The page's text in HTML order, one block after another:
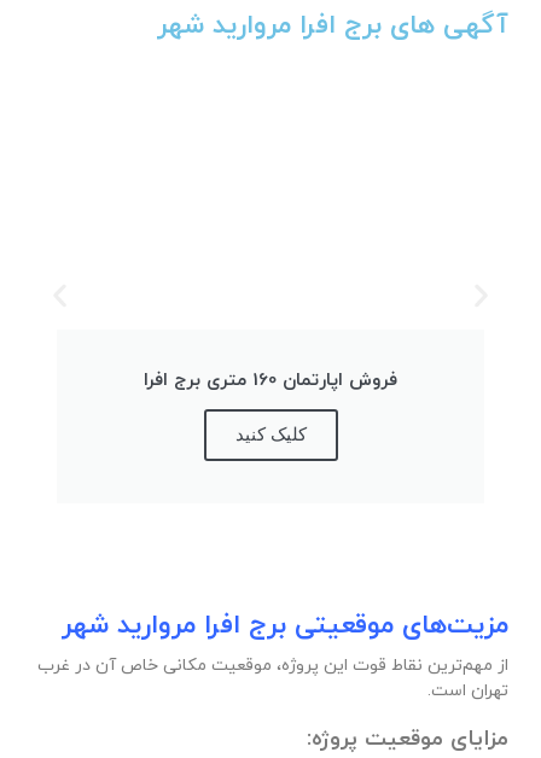
آگهی های برج افرا مروارید شهر
فروش اپارتمان 160 متری برج افرا
کلیک کنید
مزیت‌های موقعیتی برج افرا مروارید شهر
از مهم‌ترین نقاط قوت این پروژه، موقعیت مکانی خاص آن در غرب
تهران است.
مزایای موقعیت پروژه: